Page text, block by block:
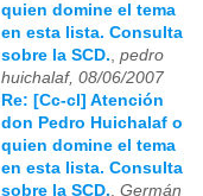
quien domine el tema
en esta lista. Consulta
sobre la SCD., pedro
huichalaf, 08/06/2007
Re: [Cc-cl] Atención
don Pedro Huichalaf o
quien domine el tema
en esta lista. Consulta
sobre la SCD., Germán